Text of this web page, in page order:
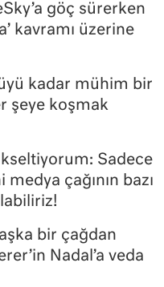
göç sürerken
kavramı üzerine
kadar mühim bir
şeye koşmak
Sadece
çağının bazı
bir çağdan
Nadal’a veda